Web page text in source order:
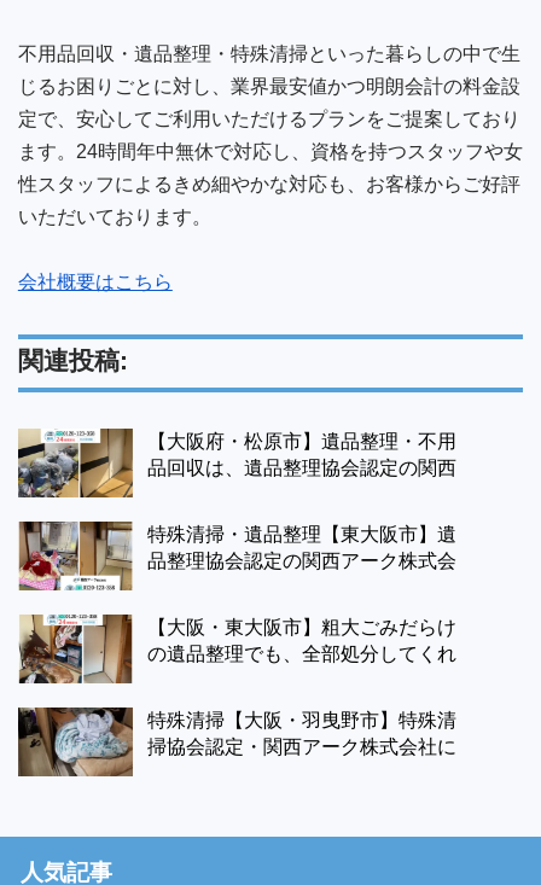
不用品回収・遺品整理・特殊清掃といった暮らしの中で生
じるお困りごとに対し、業界最安値かつ明朗会計の料金設
定で、安心してご利用いただけるプランをご提案しており
ます。24時間年中無休で対応し、資格を持つスタッフや女
性スタッフによるきめ細やかな対応も、お客様からご好評
いただいております。
会社概要はこちら
関連投稿:
【大阪府・松原市】遺品整理・不用
品回収は、遺品整理協会認定の関西
特殊清掃・遺品整理【東大阪市】遺
品整理協会認定の関西アーク株式会
【大阪・東大阪市】粗大ごみだらけ
の遺品整理でも、全部処分してくれ
特殊清掃【大阪・羽曳野市】特殊清
掃協会認定・関西アーク株式会社に
人気記事